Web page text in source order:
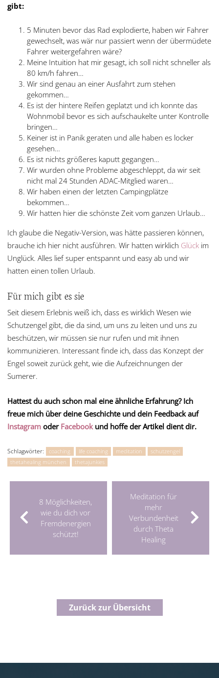
gibt:
5 Minuten bevor das Rad explodierte, haben wir Fahrer
gewechselt, was wär nur passiert wenn der übermüdete
Fahrer weitergefahren wäre?
Meine Intuition hat mir gesagt, ich soll nicht schneller als
80 km/h fahren…
Wir sind genau an einer Ausfahrt zum stehen
gekommen…
Es ist der hintere Reifen geplatzt und ich konnte das
Wohnmobil bevor es sich aufschaukelte unter Kontrolle
bringen…
Keiner ist in Panik geraten und alle haben es locker
gesehen…
Es ist nichts größeres kaputt gegangen…
Wir wurden ohne Probleme abgeschleppt, da wir seit
nicht mal 24 Stunden ADAC-Mitglied waren…
Wir haben einen der letzten Campingplätze
bekommen…
Wir hatten hier die schönste Zeit vom ganzen Urlaub…
Ich glaube die Negativ-Version, was hätte passieren können,
brauche ich hier nicht ausführen. Wir hatten wirklich Glück im
Unglück. Alles lief super entspannt und easy ab und wir
hatten einen tollen Urlaub.
Für mich gibt es sie
Seit diesem Erlebnis weiß ich, dass es wirklich Wesen wie
Schutzengel gibt, die da sind, um uns zu leiten und uns zu
beschützen, wir müssen sie nur rufen und mit ihnen
kommunizieren. Interessant finde ich, dass das Konzept der
Engel soweit zurück geht, wie die Aufzeichnungen der
Sumerer.
Hattest du auch schon mal eine ähnliche Erfahrung? Ich
freue mich über deine Geschichte und dein Feedback auf
Instagram oder Facebook und hoffe der Artikel dient dir.
Schlagwörter: coaching life coaching meditation
schutzengel
thetahealing münchen
thetajunkies
8 Möglichkeiten,
wie du dich vor
Fremdenergien
schützt!
Meditation für
mehr
Verbundenheit
durch Theta
Healing
Zurück zur Übersicht